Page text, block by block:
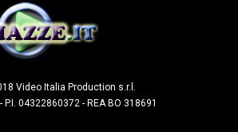
Video Italia Production s.r.l.
P.I. 04322860372 - REA BO 318691